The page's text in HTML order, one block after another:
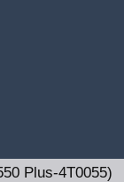
Plus-4T0055)